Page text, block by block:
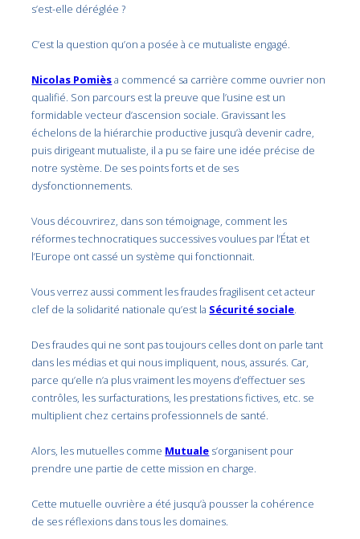
s’est-elle déréglée ?
C’est la question qu’on a posée à ce mutualiste engagé.
Nicolas Pomièsa commencé sa carrière comme ouvrier non
qualifié. Son parcours est la preuve que l’usine est un
formidable vecteur d’ascension sociale. Gravissant les
échelons de la hiérarchie productive jusqu’à devenir cadre,
puis dirigeant mutualiste, il a pu se faire une idée précise de
notre système. De ses points forts et de ses
dysfonctionnements.
Vous découvrirez, dans son témoignage, comment les
réformes technocratiques successives voulues par l’État et
l’Europe ont cassé un système qui fonctionnait.
Vous verrez aussi comment les fraudes fragilisent cet acteur
clef de la solidarité nationale qu’est la Sécurité sociale.
Des fraudes qui ne sont pas toujours celles dont on parle tant
dans les médias et qui nous impliquent, nous, assurés. Car,
parce qu’elle n’a plus vraiment les moyens d’effectuer ses
contrôles, les surfacturations, les prestations fictives, etc. se
multiplient chez certains professionnels de santé.
Alors, les mutuelles comme Mutuale s’organisent pour
prendre une partie de cette mission en charge.
Cette mutuelle ouvrière a été jusqu’à pousser la cohérence
de ses réflexions dans tous les domaines.